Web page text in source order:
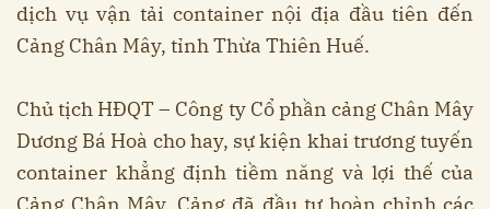
dịch vụ vận tải container nội địa đầu tiên đến
Cảng Chân Mây, tỉnh Thừa Thiên Huế.
Chủ tịch HĐQT – Công ty Cổ phần cảng Chân Mây
Dương Bá Hoà cho hay, sự kiện khai trương tuyến
container khẳng định tiềm năng và lợi thế của